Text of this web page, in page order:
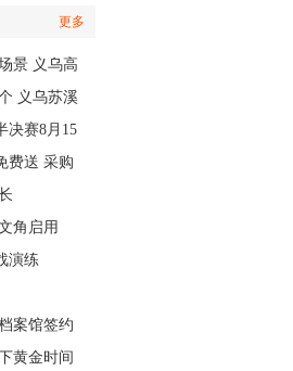
更多
景 义乌高
义乌苏溪
决赛8月15
费送 采购
角启用
演练
案馆签约
黄金时间